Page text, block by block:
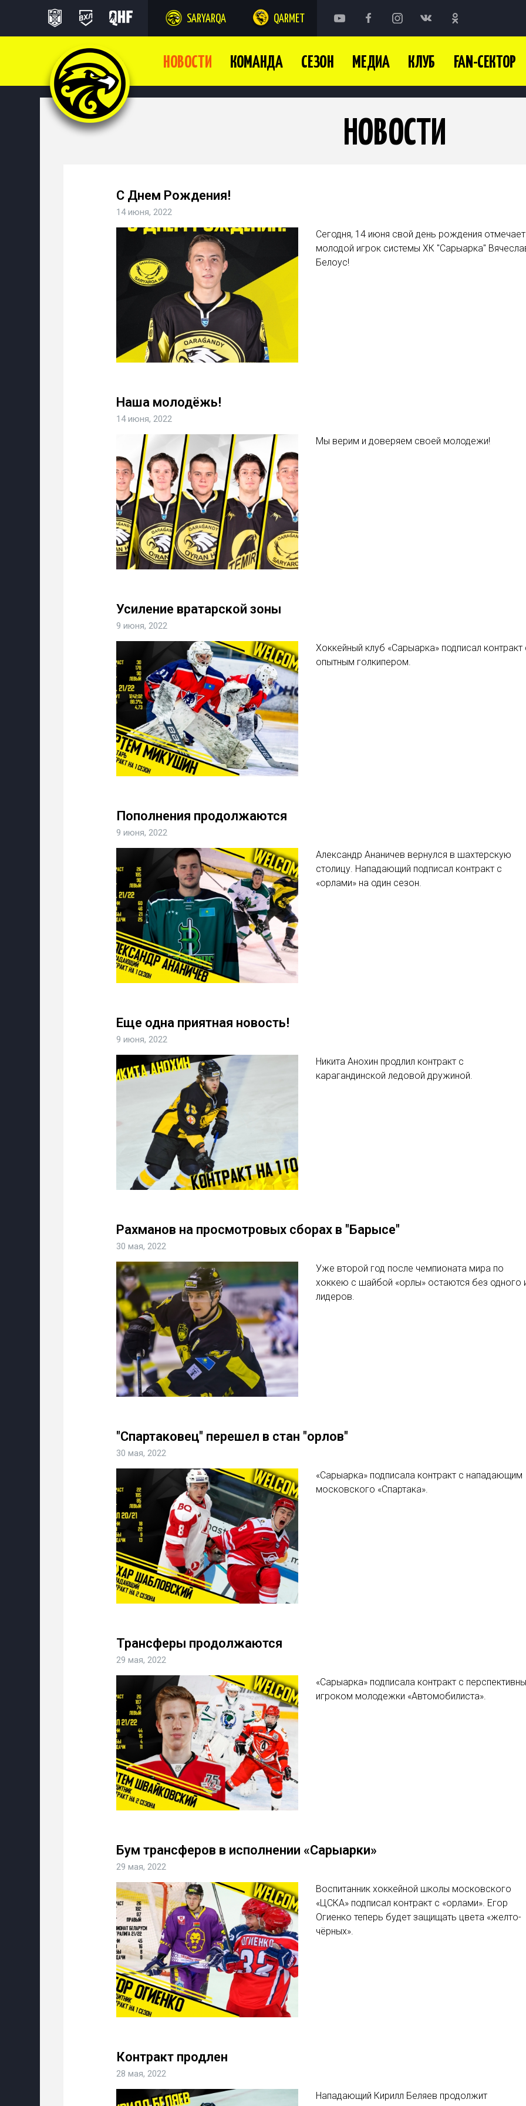
SARYARQA QARMET
НОВОСТИ КОМАНДА СЕЗОН МЕДИА КЛУБ FAN-СЕКТОР
НОВОСТИ
С Днем Рождения!
14 июня, 2022
Сегодня, 14 июня свой день рождения отмечает
молодой игрок системы ХК "Сарыарка"
Белоус!
Наша молодёжь!
14 июня, 2022
Мы верим и доверяем своей молодежи!
Усиление вратарской зоны
9 июня, 2022
Хоккейный клуб «Сарыарка» подписал контракт
опытным голкипером.
Пополнения продолжаются
9 июня, 2022
Александр Ананичев вернулся в шахтерскую
столицу. Нападающий подписал контракт с
«орлами» на один сезон.
Еще одна приятная новость!
9 июня, 2022
Никита Анохин продлил контракт с
карагандинской ледовой дружиной.
Рахманов на просмотровых сборах в "Барысе"
30 мая, 2022
Уже второй год после чемпионата мира по
хоккею с шайбой «орлы» остаются без одного
лидеров.
"Спартаковец" перешел в стан "орлов"
30 мая, 2022
«Сарыарка» подписала контракт с нападающим
московского «Спартака».
Трансферы продолжаются
29 мая, 2022
«Сарыарка» подписала контракт с
игроком молодежки «Автомобилиста».
Бум трансферов в исполнении «Сарыарки»
29 мая, 2022
Воспитанник хоккейной школы московского
«ЦСКА» подписал контракт с «орлами». Егор
Огиенко теперь будет защищать цвета «желто-
чёрных».
Контракт продлен
28 мая, 2022
Нападающий Кирилл Беляев продолжит